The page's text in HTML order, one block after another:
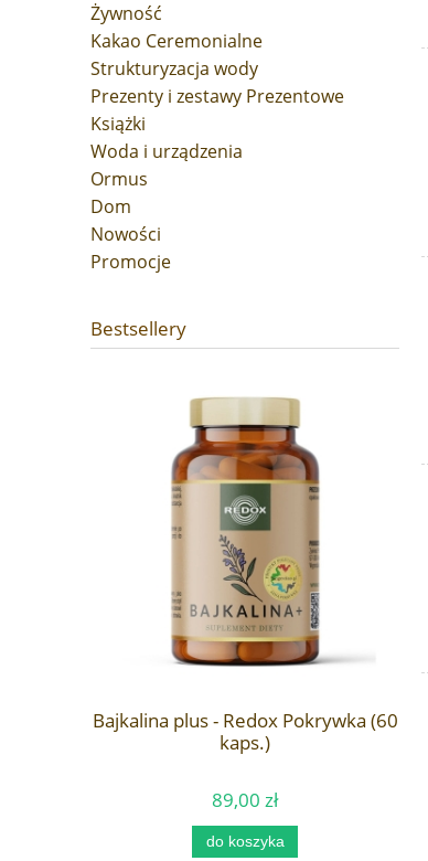
Żywność
Kakao Ceremonialne
Strukturyzacja wody
Prezenty i zestawy Prezentowe
Książki
Woda i urządzenia
Ormus
Dom
Nowości
Promocje
Bestsellery
Bajkalina plus - Redox Pokrywka (60
kaps.)
89,00 zł
do koszyka